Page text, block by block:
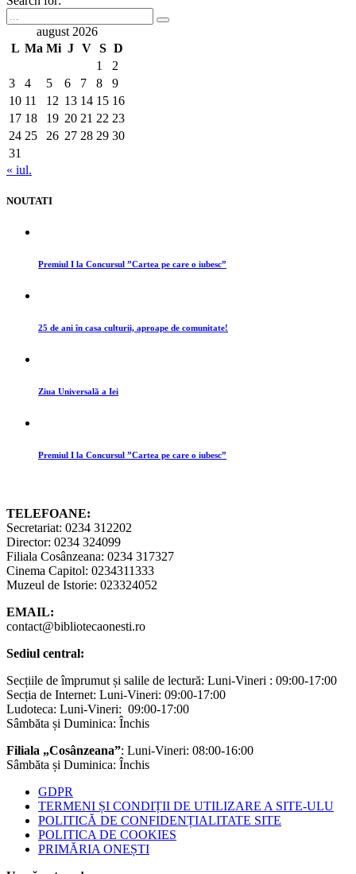
august 2026
L Ma Mi J V S D
1
2
3
4 5 6 7 8
9
10 11 12 13 14 15 16
17 18 19 20 21 22 23
24 25 26 27 28 29 30
31
« iul.
NOUTATI
Premiul I la Concursul ”Cartea pe care o iubesc”
25 de ani în casa culturii, aproape de comunitate!
Ziua Universală a Iei
Premiul I la Concursul ”Cartea pe care o iubesc”
TELEFOANE:
Secretariat: 0234 312202
Director: 0234 324099
Filiala Cosânzeana: 0234 317327
Cinema Capitol: 0234311333
Muzeul de Istorie: 023324052
EMAIL:
contact@bibliotecaonesti.ro
Sediul central:
Secțiile de împrumut și salile de lectură: Luni-Vineri : 09:00-17:00
Secția de Internet: Luni-Vineri: 09:00-17:00
Ludoteca: Luni-Vineri: 09:00-17:00
Sâmbăta și Duminica: Închis
Filiala „Cosânzeana”: Luni-Vineri: 08:00-16:00
Sâmbăta și Duminica: Închis
GDPR
TERMENI ȘI CONDIȚII DE UTILIZARE A SITE-ULU
POLITICĂ DE CONFIDENȚIALITATE SITE
POLITICA DE COOKIES
PRIMĂRIA ONEȘTI